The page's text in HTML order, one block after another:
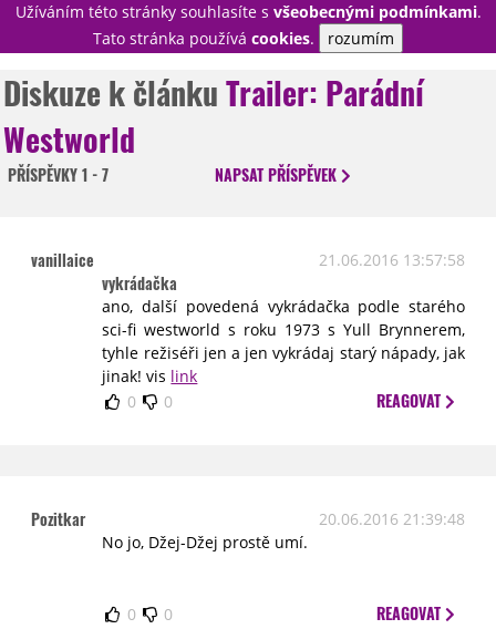
Užíváním této stránky souhlasíte s všeobecnými podmínkami.
Tato stránka používá cookies. rozumím
PŘIHLÁSIT
NOVINKY
TÉMATA
DISKUZE
STATISTIKY
TIRÁŽ
Diskuze k článkuTrailer: Parádní
Westworld
PŘÍSPĚVKY1 - 7 NAPSATPŘÍSPĚVEK
vanillaice 21.06.2016 13:57:58
vykrádačka
ano, další povedená vykrádačka podle starého
sci-fi westworld s roku 1973 s Yull Brynnerem,
tyhle režiséři jen a jen vykrádaj starý nápady, jak
jinak! vis link
0
0 REAGOVAT
Pozitkar
20.06.2016 21:39:48
No jo, Džej-Džej prostě umí.
0 0 REAGOVAT